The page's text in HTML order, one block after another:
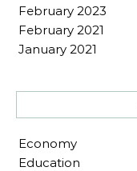
February 2023
February 2021
January 2021
Economy
Education